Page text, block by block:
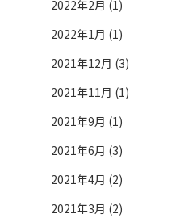
2022年2月 (1)
2022年1月 (1)
2021年12月 (3)
2021年11月 (1)
2021年9月 (1)
2021年6月 (3)
2021年4月 (2)
2021年3月 (2)